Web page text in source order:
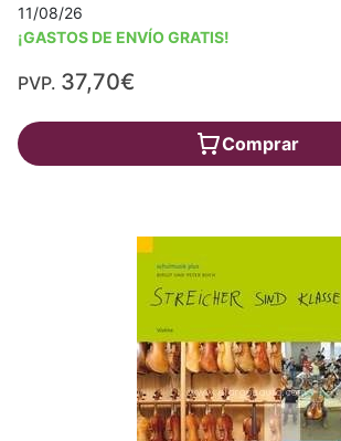
11/08/26
¡GASTOS DE ENVÍO GRATIS!
PVP. 37,70€
Comprar